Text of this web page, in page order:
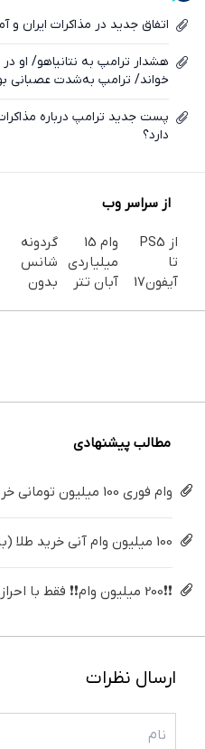
اتفاق جدید در مذاکرات ایران و
هشدار ترامپ به نتانیاهو/ او در
خواند/ ترامپ به‌شدت عصبانی
پست جدید ترامپ درباره
دارد؟
از سراسر وب
از PS5
تا
آیفون17
شانس
پوچ 💥
وام 15
میلیاردی
آبان تتر
گردونه
شانس
بدون
مطالب پیشنهادی
وام فوری 100 میلیون تومانی خرید طلا (بدون ضامن)
100 میلیون وام آنی خرید طلا (بازپرداخت 12 ماهه)
❗❗200 میلیون وام❗❗ فقط با احراز هویت
ارسال نظرات